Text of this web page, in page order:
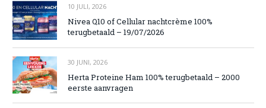
10 JULI, 2026
Nivea Q10 of Cellular nachtcrème 100%
terugbetaald – 19/07/2026
30 JUNI, 2026
Herta Proteine Ham 100% terugbetaald – 2000
eerste aanvragen